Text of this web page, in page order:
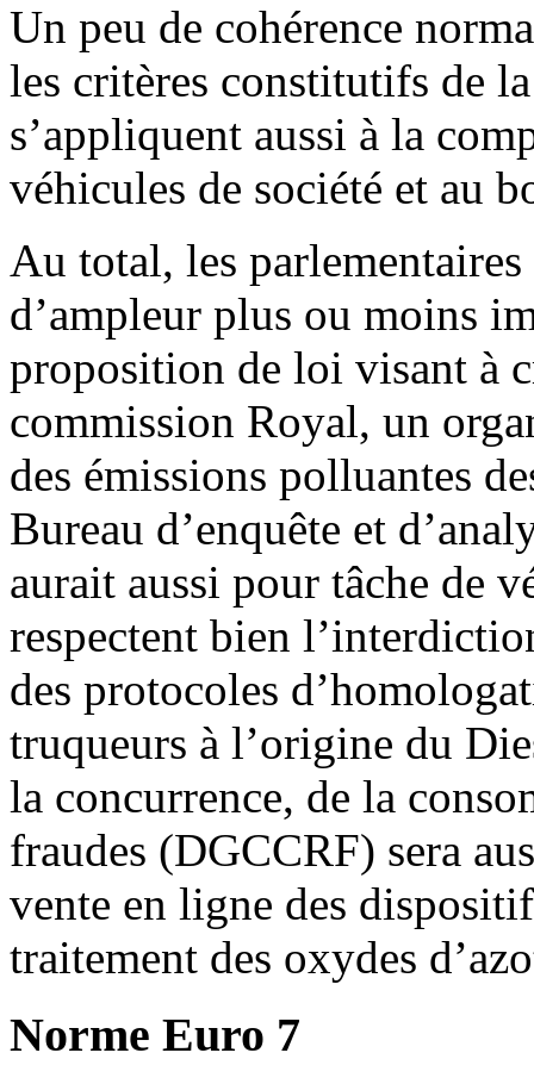
Un peu de cohérence
les critères constitutifs de
s’appliquent aussi à la
véhicules de société et au
Au total, les
d’ampleur plus ou moins
proposition de loi visant à
commission Royal, un
des émissions polluantes
Bureau d’enquête et
aurait aussi pour tâche de
respectent bien
des protocoles
truqueurs à l’origine du
la concurrence, de la
fraudes (DGCCRF) sera
vente en ligne des
traitement des oxydes
Norme Euro 7